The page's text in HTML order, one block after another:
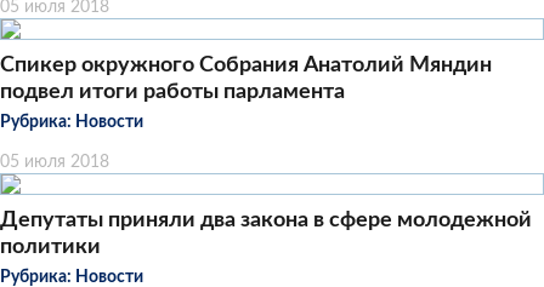
05 июля 2018
Спикер окружного Собрания Анатолий Мяндин
подвел итоги работы парламента
Рубрика: Новости
05 июля 2018
Депутаты приняли два закона в сфере молодежной
политики
Рубрика: Новости